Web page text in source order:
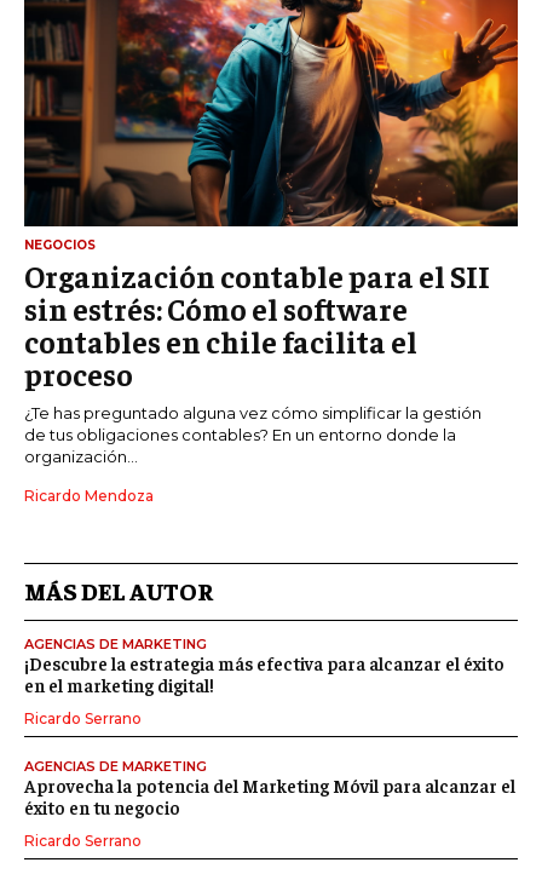
NEGOCIOS
Organización contable para el SII
sin estrés: Cómo el software
contables en chile facilita el
proceso
¿Te has preguntado alguna vez cómo simplificar la gestión
de tus obligaciones contables? En un entorno donde la
organización...
Ricardo Mendoza
MÁS DEL AUTOR
AGENCIAS DE MARKETING
¡Descubre la estrategia más efectiva para alcanzar el éxito
en el marketing digital!
Ricardo Serrano
AGENCIAS DE MARKETING
Aprovecha la potencia del Marketing Móvil para alcanzar el
éxito en tu negocio
Ricardo Serrano